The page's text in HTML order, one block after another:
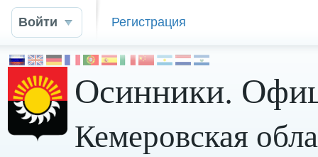
Войти Регистрация
Осинники.
Кемеровская